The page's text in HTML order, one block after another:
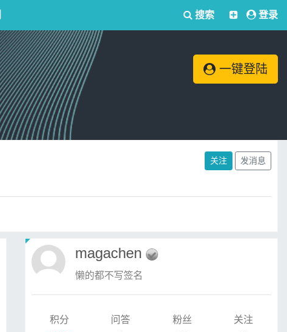
搜索 登录
一键登陆
关注 发消息
magachen
懒的都不写签名
积分
问答
粉丝
关注